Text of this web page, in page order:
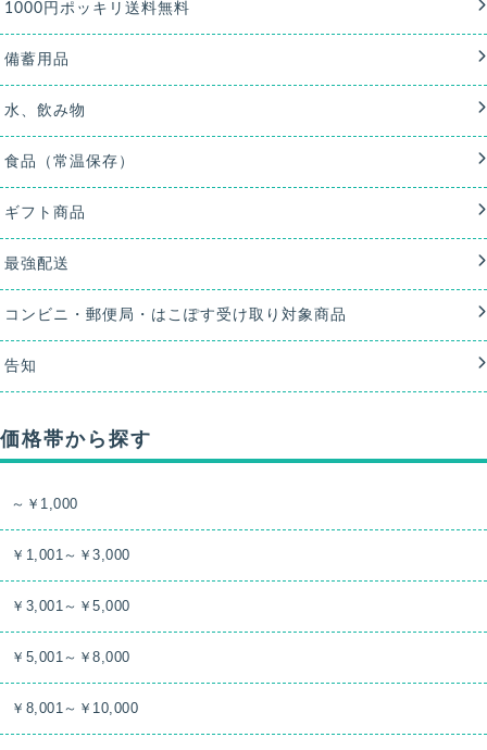
1000円ポッキリ送料無料
備蓄用品
水、飲み物
食品（常温保存）
ギフト商品
最強配送
コンビニ・郵便局・はこぽす受け取り対象商品
告知
価格帯から探す
～￥1,000
￥1,001～￥3,000
￥3,001～￥5,000
￥5,001～￥8,000
￥8,001～￥10,000